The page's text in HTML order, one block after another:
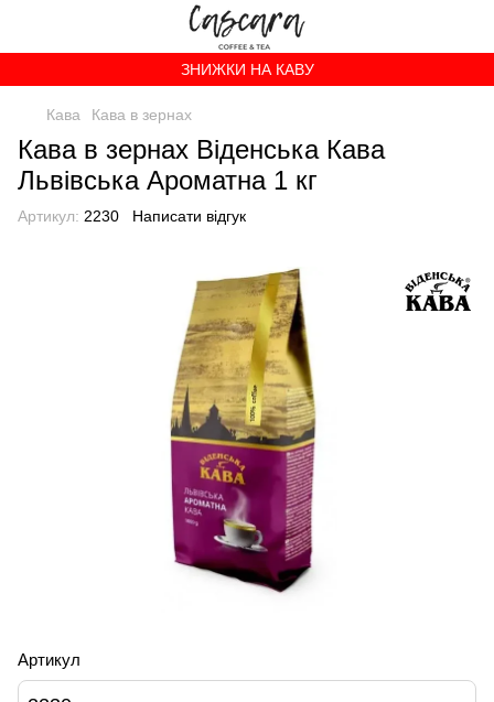
ЗНИЖКИ НА КАВУ
Кава Кава в зернах
Кава в зернах Вiденська Кава
Львівська Ароматна 1 кг
Артикул: 2230 Написати відгук
Артикул